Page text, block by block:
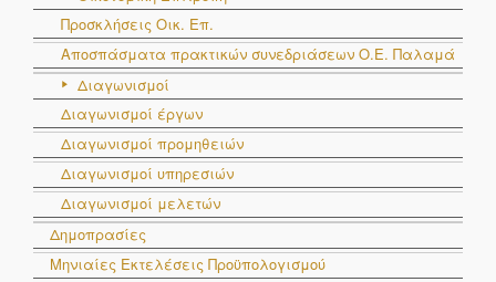
Προσκλήσεις Οικ. Επ.
Αποσπάσματα πρακτικών συνεδριάσεων Ο.E. Παλαμά
Διαγωνισμοί
Διαγωνισμοί έργων
Διαγωνισμοί προμηθειών
Διαγωνισμοί υπηρεσιών
Διαγωνισμοί μελετών
Δημοπρασίες
Μηνιαίες Εκτελέσεις Προϋπολογισμού